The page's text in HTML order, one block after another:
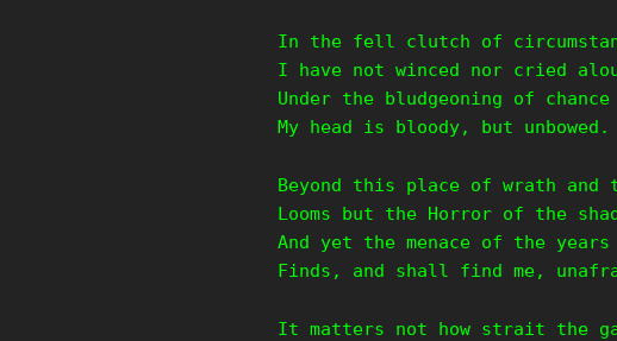
In the fell clutch of
I have not winced nor cried
Under the bludgeoning of chance
My head is bloody, but unbowed.
Beyond this place of wrath and
Looms but the Horror of the
And yet the menace of the years
Finds, and shall find me,
It matters not how strait the